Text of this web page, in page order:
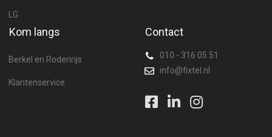
LG
Kom langs
Berkel en Rodenrijs
Klantenservice
Contact
010 - 316 05 51
info@fixtel.nl